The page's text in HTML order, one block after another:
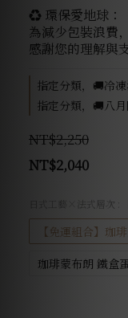
♻️ 環保愛地球：
為減少包裝浪費
感謝您的理解與
指定分類，🚚冷
指定分類，🚚八
NT$2,250
NT$2,040
日式工藝×法式層次
【免運組合】珈
珈琲蒙布朗 鐵盒